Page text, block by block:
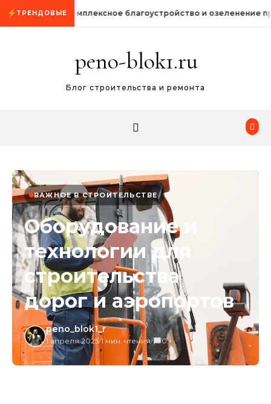
Промотать к содержимому
ТРЕНДОВЫЕКомплексное благоустройство и озеленение
peno-blok1.ru
Блог строительства и ремонта
ВАЖНОЕ В СТРОИТЕЛЬСТВЕ
Оборудование и
технологии для
строительства
дорог и аэропортов
peno_blok1_r
1 апреля 2025/1 мин. чтения/ 0